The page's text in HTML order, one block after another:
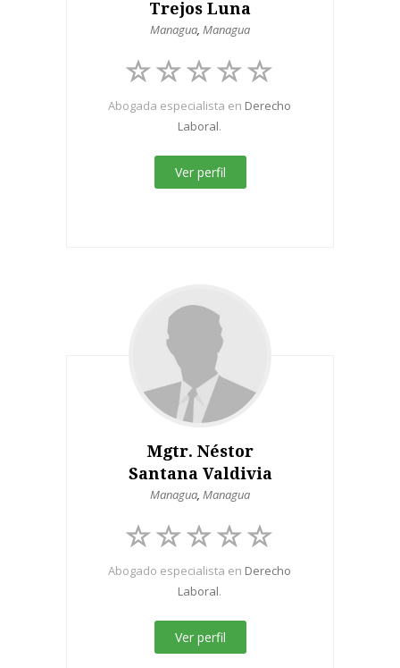
Trejos Luna
Managua, Managua
Abogada especialista en Derecho
Laboral.
Ver perfil
Mgtr. Néstor
Santana Valdivia
Managua, Managua
Abogado especialista en Derecho
Laboral.
Ver perfil